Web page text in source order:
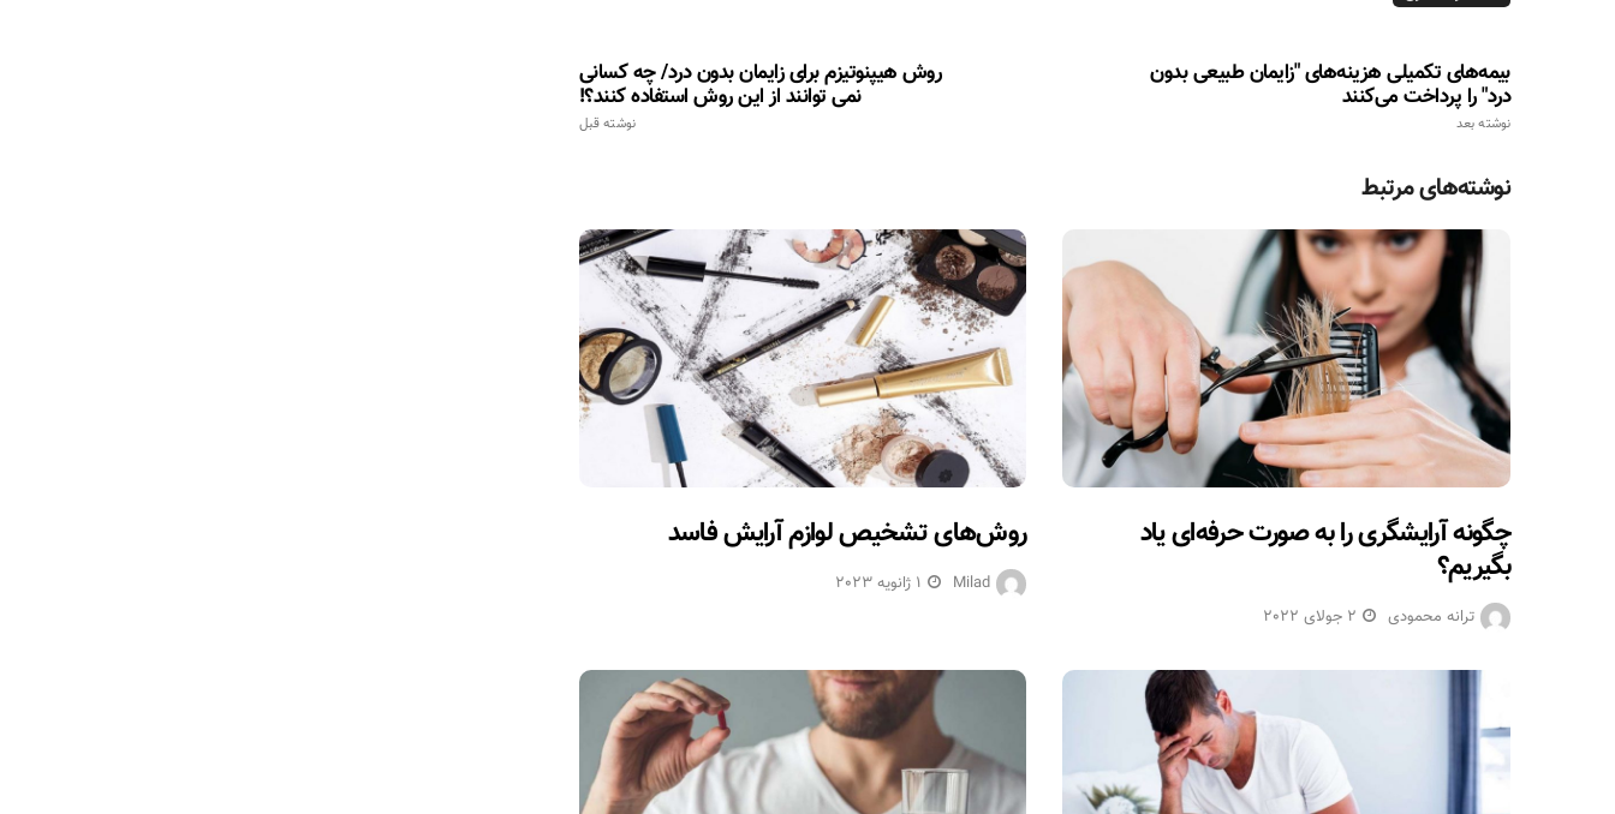
روش هیپنوتیزم برای زایمان بدون درد/ چه کسانی
نمی توانند از این روش استفاده کنند؟!
نوشته قبل
بیمه‌های تکمیلی هزینه‌های "زایمان طبیعی بدون
درد" را پرداخت می‌کنند
نوشته بعد
نوشته‌های مرتبط
روش‌های تشخیص لوازم آرایش فاسد
Milad 1 ژانویه 2023
چگونه آرایشگری را به صورت حرفه‌ای یاد
بگیریم؟
ترانه محمودی 2 جولای 2022